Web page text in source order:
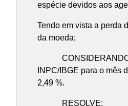
espécie devidos aos
Tendo em vista a perda
da moeda;
CONSIDERANDO
INPC/IBGE para o mês
2,49 %.
RESOLVE: